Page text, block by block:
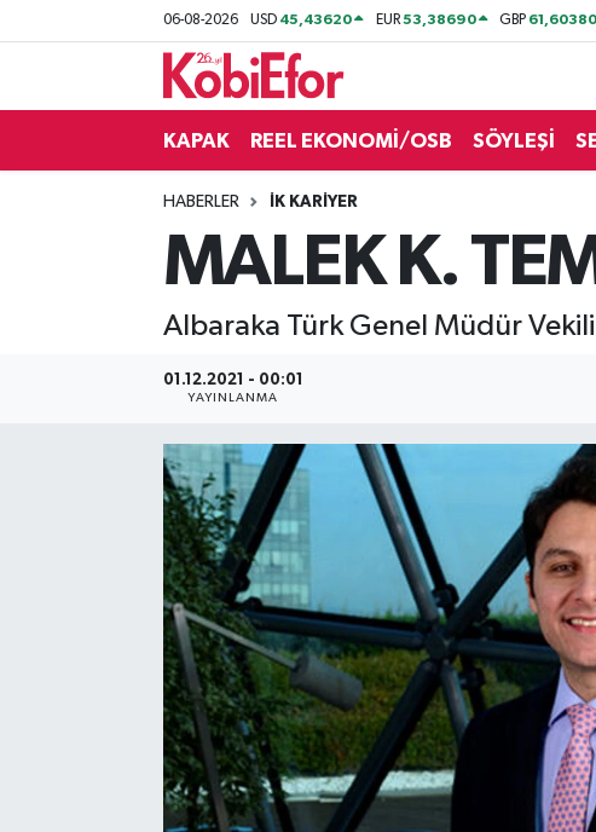
06-08-2026 USD 45,43620 EUR53,38690 GBP 61,60380
KAPAK REEL EKONOMİ/OSB SÖYLEŞİ
HABERLER İK KARİYER
MALEK K.
Albaraka Türk Genel Müdür Vekili
01.12.2021 - 00:01
YAYINLANMA
BİLİŞİM PANO
ŞİRKET PANO